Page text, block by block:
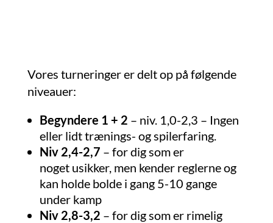
Vores turneringer er delt op på følgende
niveauer:
Begyndere 1 + 2 – niv. 1,0-2,3 – Ingen
eller lidt trænings- og spilerfaring.
Niv 2,4-2,7 – for dig som er
noget usikker, men kender reglerne og
kan holde bolde i gang 5-10 gange
under kamp
Niv 2,8-3,2 – for dig som er rimelig